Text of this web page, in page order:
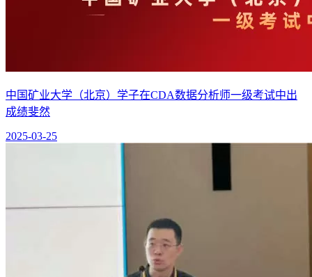
中国矿业大学（北京）学子在CDA数据分析师一级考试中出
成绩斐然
2025-03-25